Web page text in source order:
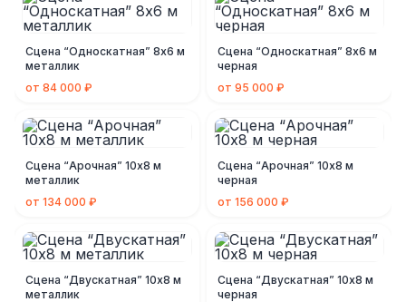
Сцена “Односкатная” 8х6 м
металлик
от 84 000 ₽
Сцена “Односкатная” 8х6 м
черная
от 95 000 ₽
Сцена “Арочная” 10х8 м
металлик
от 134 000 ₽
Сцена “Арочная” 10х8 м
черная
от 156 000 ₽
Сцена “Двускатная” 10х8 м
металлик
Сцена “Двускатная” 10х8 м
черная